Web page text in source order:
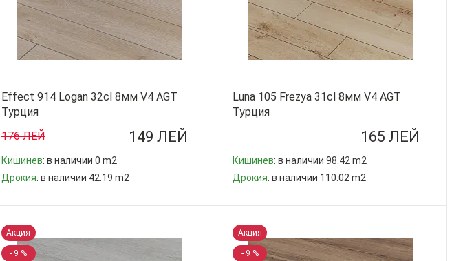
Effect 914 Logan 32cl 8мм V4 AGT
Турция
149 ЛЕЙ
176 ЛЕЙ
Кишинев: в наличии 0 m2
Дрокия: в наличии 42.19 m2
Luna 105 Frezya 31cl 8мм V4 AGT
Турция
165 ЛЕЙ
Кишинев: в наличии 98.42 m2
Дрокия: в наличии 110.02 m2
Акция
- 9 %
Акция
- 9 %